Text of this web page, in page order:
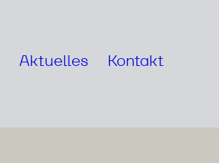
Aktuelles Kontakt